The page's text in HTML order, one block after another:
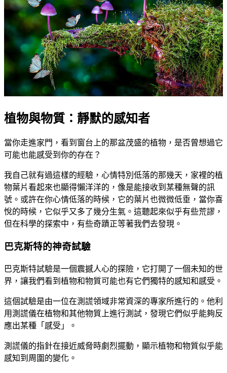
植物與物質：靜默的感知者
當你走進家門，看到窗台上的那盆茂盛的植物，是否曾想過它
可能也能感受到你的存在？
我自己就有過這樣的經驗，心情特別低落的那幾天，家裡的植
物葉片看起來也顯得懶洋洋的，像是能接收到某種無聲的訊
號。或許在你心情低落的時候，它的葉片也微微低垂，當你喜
悅的時候，它似乎又多了幾分生氣。這聽起來似乎有些荒謬，
但在科學的探索中，有些奇蹟正等著我們去發現。
巴克斯特的神奇試驗
巴克斯特試驗是一個震撼人心的探險，它打開了一個未知的世
界，讓我們看到植物和物質可能也有它們獨特的感知和感受。
這個試驗是由一位在測謊領域非常資深的專家所進行的。他利
用測謊儀在植物和其他物質上進行測試，發現它們似乎能夠反
應出某種「感受」。
測謊儀的指針在接近威脅時劇烈擺動，顯示植物和物質似乎能
感知到周圍的變化。